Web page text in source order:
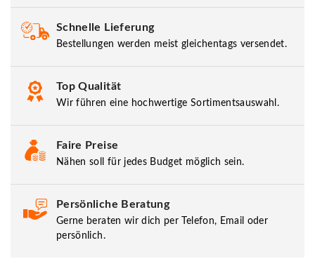
Schnelle Lieferung
Bestellungen werden meist gleichentags versendet.
Top Qualität
Wir führen eine hochwertige Sortimentsauswahl.
Faire Preise
Nähen soll für jedes Budget möglich sein.
Persönliche Beratung
Gerne beraten wir dich per Telefon, Email oder
persönlich.